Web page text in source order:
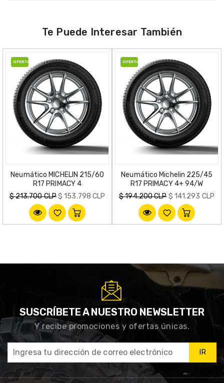
Te Puede Interesar También
OFERTA
Neumático MICHELIN 215/60
R17 PRIMACY 4
Precio
habitual
$ 213.700 CLP$ 153.798 CLP
OFERTA
Neumático Michelin 225/45
R17 PRIMACY 4+ 94/W
Precio
habitual
$ 194.200 CLP $ 141.293 CLP
SUSCRÍBETE A NUESTRO NEWSLETTER
Y recibe promociones y ofertas únicas.
IR